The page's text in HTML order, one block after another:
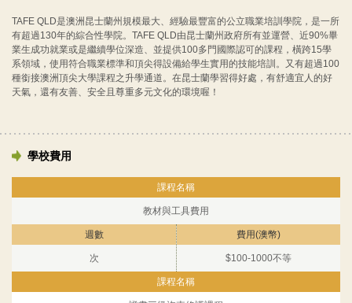
TAFE QLD是澳洲昆士蘭州規模最大、經驗最豐富的公立職業培訓學院，是一所
有超過130年的綜合性學院。TAFE QLD由昆士蘭州政府所有並運營、近90%畢
業生成功就業或是繼續學位深造、並提供100多門國際認可的課程，橫跨15學
系領域，使用符合職業標準和頂尖得設備給學生實用的技能培訓。又有超過100
種銜接澳洲頂尖大學課程之升學通道。在昆士蘭學習得好處，有舒適宜人的好
天氣，還有友善、安全且尊重多元文化的環境喔！
學校費用
教材與工具費用
次 $100-1000不等